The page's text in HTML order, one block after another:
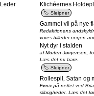
Leder Klichéernes
Sleipner
Gammel vil på nye
Redaktionens
vores billeder nogen
Nyt dyr i stalden
af Morten Jørgensen,
Læs det nu bare.
Sleipner
Rollespil, Satan og
Fønix på nettet ved
slibrigheder. Læs det